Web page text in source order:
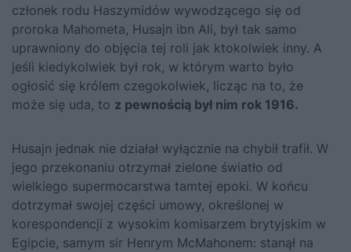
członek rodu Haszymidów wywodzącego się od
proroka Mahometa, Husajn ibn Ali, był tak samo
uprawniony do objęcia tej roli jak ktokolwiek inny. A
jeśli kiedykolwiek był rok, w któ­rym warto było
ogłosić się królem czegokolwiek, licząc na to, że
może się uda, to z pewnością był nim rok 1916.
Husajn jednak nie działał wyłącznie na chybił trafił. W
jego prze­konaniu otrzymał zielone światło od
wielkiego supermocarstwa tamtej epoki. W końcu
dotrzymał swojej części umowy, określonej w
korespon­dencji z wysokim komisarzem brytyjskim w
Egipcie, samym sir Henrym McMahonem: stanął na